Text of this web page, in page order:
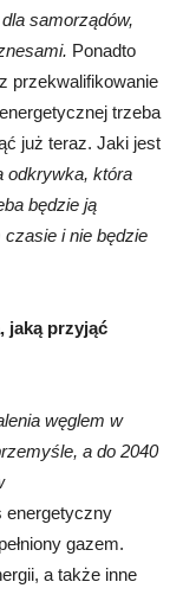
samorządów,
Ponadto
przekwalifikowanie
trzeba
już teraz. Jaki jest
odkrywka, która
będzie ją
i nie będzie
jaką przyjąć
węglem w
a do 2040
energetyczny
gazem.
a także inne